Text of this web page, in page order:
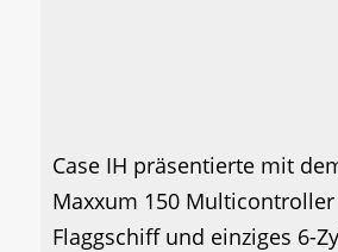
Case IH präsentierte mit
Maxxum 150
Flaggschiff und einziges 6-